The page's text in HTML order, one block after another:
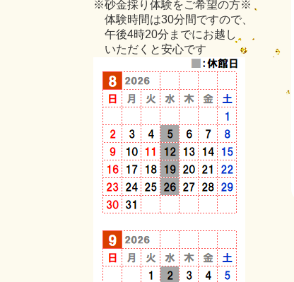
※砂金採り体験をご希望の方※
体験時間は30分間ですので、
午後4時20分までにお越し
いただくと安心です